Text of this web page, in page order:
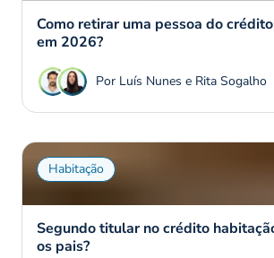
Como retirar uma pessoa do
em 2026?
Por Luís Nunes e Rita Sogalho
Habitação
Segundo titular no crédito
os pais?